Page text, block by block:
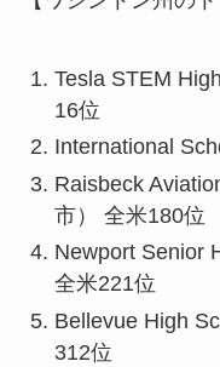
Tesla STEM
16位
International
Raisbeck
市） 全米180位
Newport Senior
全米221位
Bellevue High
312位